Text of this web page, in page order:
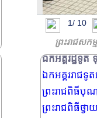
1/ 10
ព្រះរាជសក
ព្រះរាជដំណើរ
ព្រះរាជដំណើ
ព្រះរាជពិធីថ្
ឯកអគ្គរដ្ឋទូ
ឯកអគ្គររាជទូ
ព្រះរាជពិធីបុណ្
ព្រះរាជពិធីថ្វ